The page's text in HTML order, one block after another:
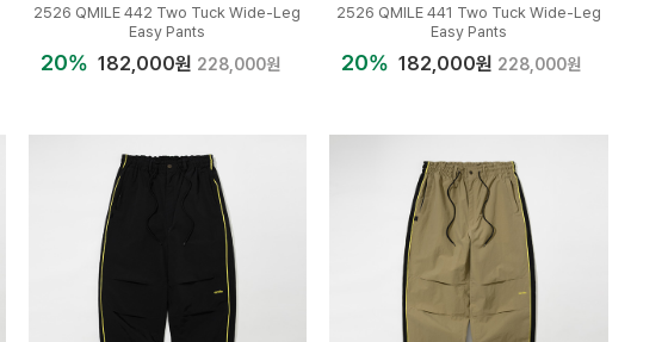
2526 QMILE 442 Two Tuck Wide-Leg
Easy Pants
20% 182,000원 228,000원
2526 QMILE 441 Two Tuck Wide-Leg
Easy Pants
20% 182,000원 228,000원